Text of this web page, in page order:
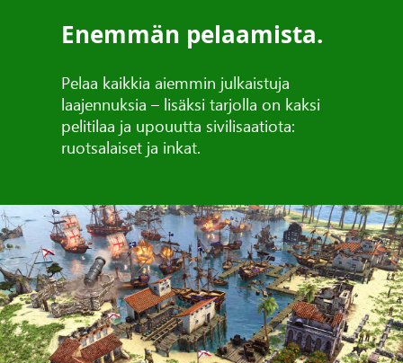
Enemmän pelaamista.
Pelaa kaikkia aiemmin julkaistuja
laajennuksia – lisäksi tarjolla on kaksi
pelitilaa ja upouutta sivilisaatiota:
ruotsalaiset ja inkat.